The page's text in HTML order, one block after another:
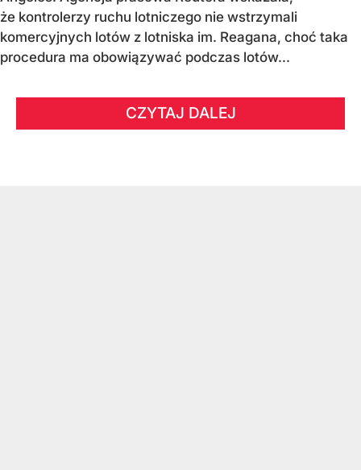
że kontrolerzy ruchu lotniczego nie wstrzymali
komercyjnych lotów z lotniska im. Reagana, choć taka
procedura ma obowiązywać podczas lotów...
CZYTAJ DALEJ